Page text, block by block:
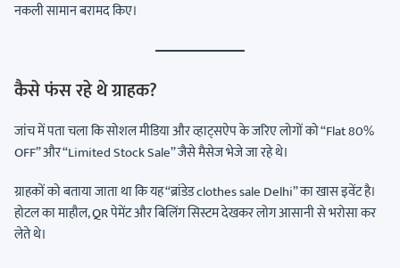
नकली सामान बरामद किए।
कैसे फंस रहे थे ग्राहक?
जांच में पता चला कि सोशल मीडिया और व्हाट्सऐप के जरिए लोगों को “Flat 80%
OFF” और “Limited Stock Sale” जैसे मैसेज भेजे जा रहे थे।
ग्राहकों को बताया जाता था कि यह “ब्रांडेड clothes sale Delhi” का खास इवेंट है।
होटल का माहौल, QR पेमेंट और बिलिंग सिस्टम देखकर लोग आसानी से भरोसा कर
लेते थे।